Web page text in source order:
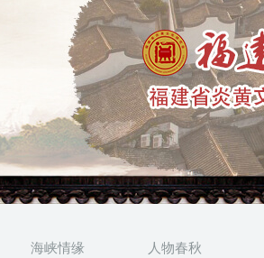
海峡情缘 人物春秋